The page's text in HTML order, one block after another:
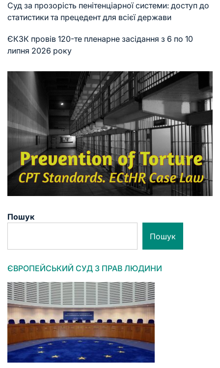
Суд за прозорість пенітенціарної системи: доступ до
статистики та прецедент для всієї держави
ЄКЗК провів 120-те пленарне засідання з 6 по 10
липня 2026 року
Пошук
Пошук
ЄВРОПЕЙСЬКИЙ СУД З ПРАВ ЛЮДИНИ